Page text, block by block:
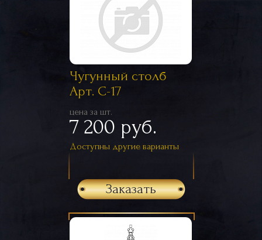
Чугунный столб
Арт. С-17
цена за шт.
7 200 руб.
Доступны другие варианты
Заказать